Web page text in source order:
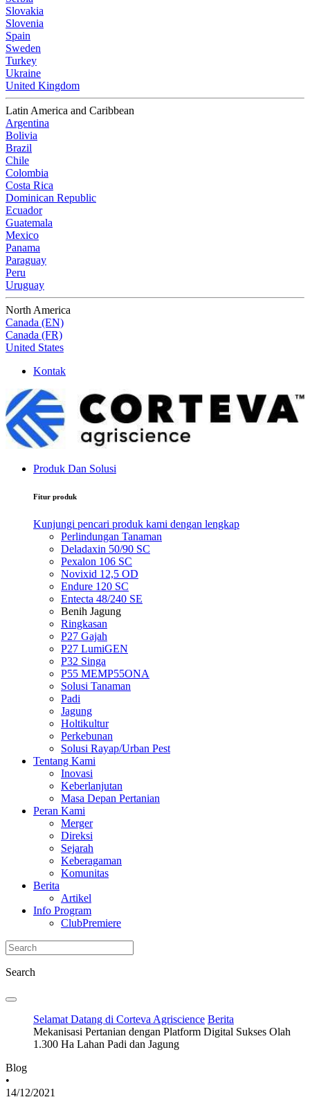
Slovakia
Slovenia
Spain
Sweden
Turkey
Ukraine
United Kingdom
Latin America and Caribbean
Argentina
Bolivia
Brazil
Chile
Colombia
Costa Rica
Dominican Republic
Ecuador
Guatemala
Mexico
Panama
Paraguay
Peru
Uruguay
North America
Canada (EN)
Canada (FR)
United States
Kontak
Produk Dan Solusi
Fitur produk
Kunjungi pencari produk kami dengan lengkap
Perlindungan Tanaman
Deladaxin 50/90 SC
Pexalon 106 SC
Novixid 12,5 OD
Endure 120 SC
Entecta 48/240 SE
Benih Jagung
Ringkasan
P27 Gajah
P27 LumiGEN
P32 Singa
P55 MEMP55ONA
Solusi Tanaman
Padi
Jagung
Holtikultur
Perkebunan
Solusi Rayap/Urban Pest
Tentang Kami
Inovasi
Keberlanjutan
Masa Depan Pertanian
Peran Kami
Merger
Direksi
Sejarah
Keberagaman
Komunitas
Berita
Artikel
Info Program
ClubPremiere
Search
Selamat Datang di Corteva Agriscience Berita
Mekanisasi Pertanian dengan Platform Digital Sukses Olah
1.300 Ha Lahan Padi dan Jagung
Blog
•
14/12/2021